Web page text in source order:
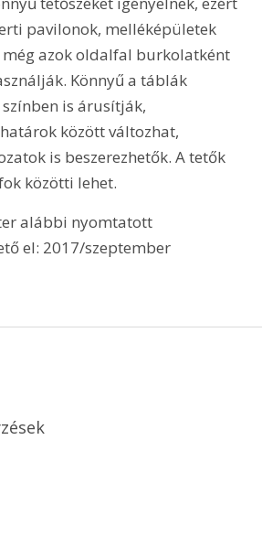
pavilonok, melléképületek
még azok oldalfal burkolatként
Könnyű a táblák
is árusítják,
között változhat,
is beszerezhetők. A tetők
közötti lehet.
alábbi nyomtatott
el: 2017/szeptember